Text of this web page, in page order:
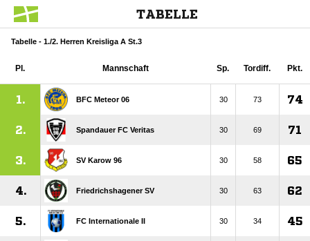
TABELLE
Tabelle - 1./2. Herren Kreisliga A St.3
Pl. Mannschaft Sp. Tordiff. Pkt.
1. BFC Meteor 06 30 73 74
2. Spandauer FC Veritas 30 69 71
3. SV Karow 96 30 58 65
4. Friedrichshagener SV 30 63 62
5. FC Internationale II 30 34 45